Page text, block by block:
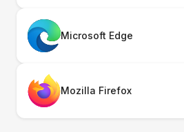
Microsoft Edge
Mozilla Firefox